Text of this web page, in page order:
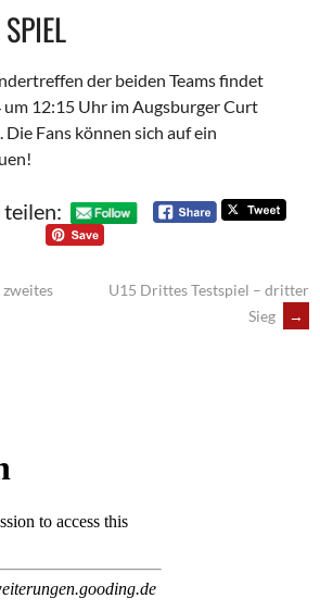
der beiden Teams findet
um 12:15 Uhr im Augsburger Curt
Fans können sich auf ein
U15 Drittes Testspiel – dritter
Sieg
→